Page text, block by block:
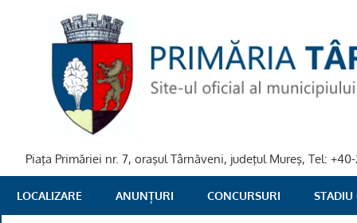
PRIMARIA
TARNAVENI
Piaţa Primăriei nr. 7, oraşul Târnăveni, judeţul Mureş, Tel:
LOCALIZARE ANUNȚURI CONCURSURI STADIU